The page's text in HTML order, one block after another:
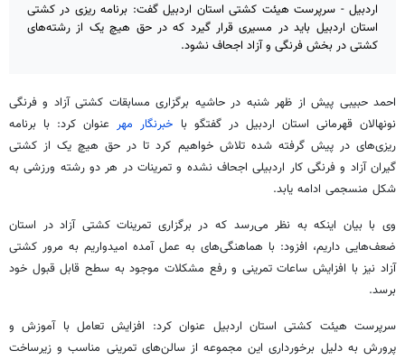
اردبیل - سرپرست هیئت کشتی استان اردبیل گفت: برنامه ریزی در کشتی
استان اردبیل باید در مسیری قرار گیرد که در حق هیچ یک از رشته‌های
کشتی در بخش فرنگی و آزاد اجحاف نشود.
احمد حبیبی پیش از ظهر شنبه در حاشیه برگزاری مسابقات کشتی آزاد و فرنگی
نونهالان قهرمانی استان اردبیل در گفتگو با خبرنگار مهرعنوان کرد: با برنامه
ریزی‌های در پیش گرفته شده تلاش خواهیم کرد تا در حق هیچ یک از کشتی
گیران آزاد و فرنگی کار اردبیلی اجحاف نشده و تمرینات در هر دو رشته ورزشی به
شکل منسجمی ادامه یابد.
وی با بیان اینکه به نظر می‌رسد که در برگزاری تمرینات کشتی آزاد در استان
ضعف‌هایی داریم، افزود: با هماهنگی‌های به عمل آمده امیدواریم به مرور کشتی
آزاد نیز با افزایش ساعات تمرینی و رفع مشکلات موجود به سطح قابل قبول خود
برسد.
سرپرست هیئت کشتی استان اردبیل عنوان کرد: افزایش تعامل با آموزش و
پرورش به دلیل برخورداری این مجموعه از سالن‌های تمرینی مناسب و زیرساخت